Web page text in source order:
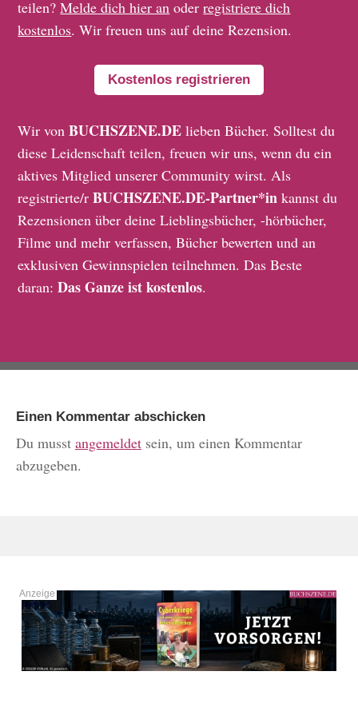
teilen?Melde dich hier an oderregistriere dich
kostenlos. Wir freuen uns auf deine Rezension.
Kostenlos registrieren
Wir vonBUCHSZENE.DE lieben Bücher. Solltest du
diese Leidenschaft teilen, freuen wir uns, wenn du ein
aktives Mitglied unserer Community wirst. Als
registrierte/rBUCHSZENE.DE-Partner*in kannst du
Rezensionen über deine Lieblingsbücher, -hörbücher,
Filme und mehr verfassen, Bücher bewerten und an
exklusiven Gewinnspielen teilnehmen. Das Beste
daran:Das Ganze ist kostenlos.
Einen Kommentar abschicken
Du musst angemeldet sein, um einen Kommentar
abzugeben.